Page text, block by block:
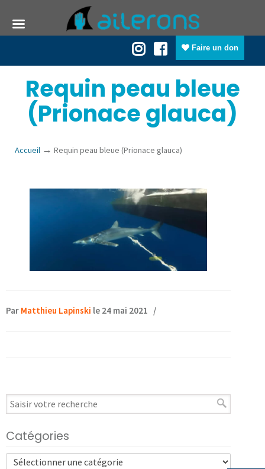
Faire un don
Requin peau bleue
(Prionace glauca)
Accueil → Requin peau bleue (Prionace glauca)
Par Matthieu Lapinski le 24 mai 2021 /
Catégories